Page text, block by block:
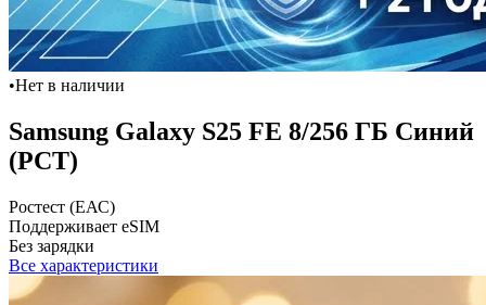
•Нет в наличии
Samsung Galaxy S25 FE 8/256 ГБ Синий
(РСТ)
Ростест (ЕАС)
Поддерживает eSIM
Без зарядки
Все характеристики